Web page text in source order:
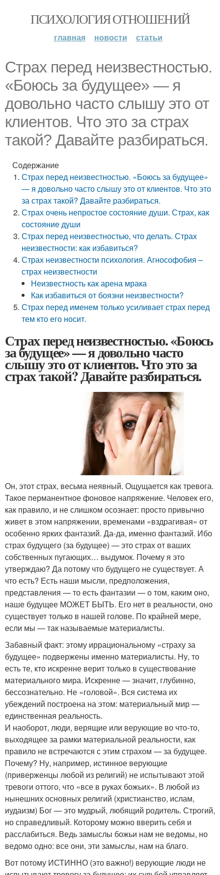
ПСИХОЛОГИЯ ОТНОШЕНИЙ
главная новости статьи
Страх перед неизвестностью.
«Боюсь за будущее» — я
довольно часто слышу это от
клиентов. Что это за страх
такой? Давайте разбираться.
Содержание
Страх перед неизвестностью. «Боюсь за будущее»
— я довольно часто слышу это от клиентов. Что это
за страх такой? Давайте разбираться.
Страх очень непростое состояние души. Страх, как
состояние души
Страх перед неизвестностью, что делать. Страх
неизвестности: как избавиться?
Страх неизвестности психология. Агнософобия –
страх неизвестности
Неизвестность как арена мрака
Как избавиться от боязни неизвестности?
Страх перед именем только усиливает страх перед
тем кто его носит.
Страх перед неизвестностью. «Боюсь
за будущее» — я довольно часто
слышу это от клиентов. Что это за
страх такой? Давайте разбираться.
Он, этот страх, весьма неявный. Ощущается как тревога.
Такое перманентное фоновое напряжение. Человек его,
как правило, и не слишком осознает: просто привычно
живет в этом напряжении, временами «вздрагивая» от
особенно ярких фантазий. Да-да, именно фантазий. Ибо
страх будущего (за будущее) — это страх от ваших
собственных пугающих… выдумок. Почему я это
утверждаю? Да потому что будущего не существует. А
что есть? Есть наши мысли, предположения,
представления — то есть фантазии — о том, каким оно,
наше будущее МОЖЕТ БЫТЬ. Его нет в реальности, оно
существует только в нашей голове. По крайней мере,
если мы — так называемые материалисты.
Забавный факт: этому иррациональному «страху за
будущее» подвержены именно материалисты. Ну, то
есть те, кто искренне верит только в существование
материального мира. Искренне — значит, глубинно,
бессознательно. Не «головой». Вся система их
убеждений построена на этом: материальный мир —
единственная реальность.
И наоборот, люди, верящие или верующие во что-то,
выходящее за рамки материальной реальности, как
правило не встречаются с этим страхом — за будущее.
Почему? Ну, например, истинное верующие
(приверженцы любой из религий) не испытывают этой
тревоги оттого, что «все в руках божьих». В любой из
нынешних основных религий (христианство, ислам,
иудаизм) Бог — это мудрый, любящий родитель. Строгий,
но справедливый. Которому можно вверить себя и
расслабиться. Ведь замыслы божьи нам не ведомы, но
ведомо одно: все они, эти замыслы, нам на благо.
Вот потому ИСТИННО (это важно!) верующие люди не